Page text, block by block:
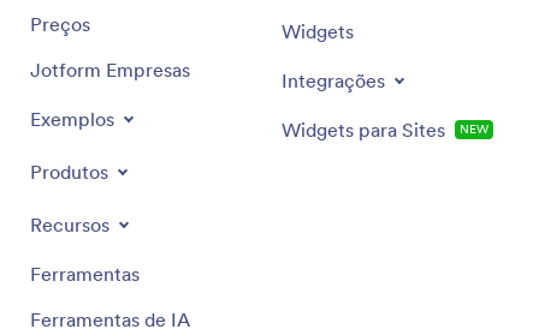
Preços
Jotform Empresas
Exemplos
Produtos
Recursos
Ferramentas
Ferramentas de IA
Widgets
Integrações
Widgets para Sites NEW